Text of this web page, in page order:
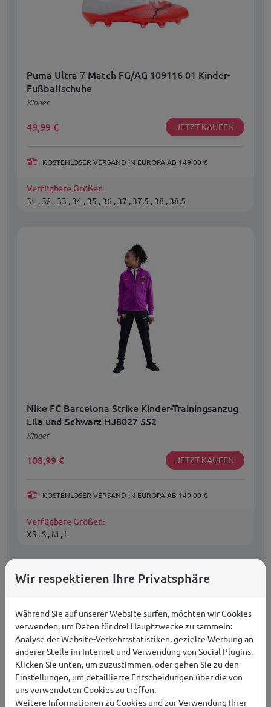
Puma Ultra 7 Match FG/AG 109116 01 Kinder-
Fußballschuhe
Kinder
49,99 € JETZT KAUFEN
KOSTENLOSER VERSAND IN EUROPA AB 149,00 €
Verfügbare Größen:
31 , 32 , 33 , 34 , 35 , 36 , 37 , 37,5 , 38 , 38,5
Nike FC Barcelona Strike Kinder-Trainingsanzug
Lila und Schwarz HJ8027 552
Kinder
108,99 € JETZT KAUFEN
KOSTENLOSER VERSAND IN EUROPA AB 149,00 €
Verfügbare Größen:
XS , S , M , L
Wir respektieren Ihre Privatsphäre
Während Sie auf unserer Website surfen, möchten wir Cookies
verwenden, um Daten für drei Hauptzwecke zu sammeln:
Analyse der Website-Verkehrsstatistiken, gezielte Werbung an
anderer Stelle im Internet und Verwendung von Social Plugins.
Klicken Sie unten, um zuzustimmen, oder gehen Sie zu den
Einstellungen, um detaillierte Entscheidungen über die von
uns verwendeten Cookies zu treffen.
Weitere Informationen zu Cookies und zur Verwendung Ihrer